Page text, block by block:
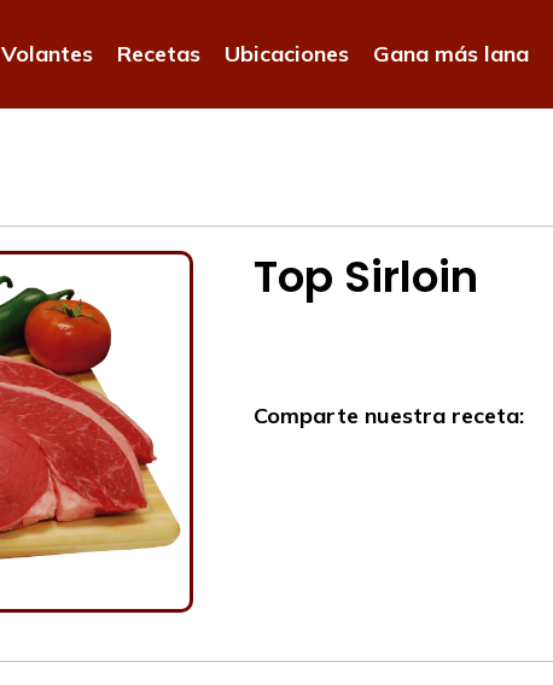
Volantes Recetas Ubicaciones Gana más lana
Top Sirloin
Comparte nuestra receta: